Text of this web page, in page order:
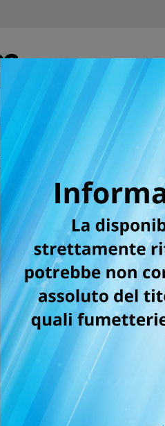
CATALOGO
per la
CHILDREN OF THE